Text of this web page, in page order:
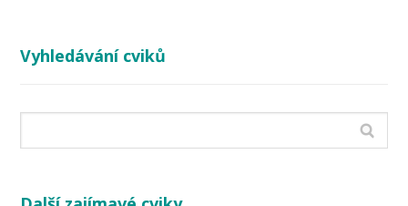
Vyhledávání cviků